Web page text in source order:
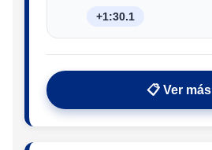
+1:30.1
📋 Ver más